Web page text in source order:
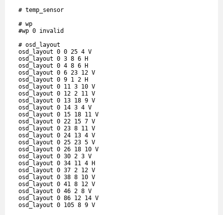
  # temp_sensor
  # wp
  #wp 0 invalid
  # osd_layout
  osd_layout 0 0 25 4 V
  osd_layout 0 3 8 6 H
  osd_layout 0 4 8 6 H
  osd_layout 0 6 23 12 V
  osd_layout 0 9 1 2 H
  osd_layout 0 11 3 10 V
  osd_layout 0 12 2 11 V
  osd_layout 0 13 18 9 V
  osd_layout 0 14 3 4 V
  osd_layout 0 15 18 11 V
  osd_layout 0 22 15 7 V
  osd_layout 0 23 8 11 V
  osd_layout 0 24 13 4 V
  osd_layout 0 25 23 5 V
  osd_layout 0 26 18 10 V
  osd_layout 0 30 2 3 V
  osd_layout 0 34 11 4 H
  osd_layout 0 37 2 12 V
  osd_layout 0 38 8 10 V
  osd_layout 0 41 8 12 V
  osd_layout 0 46 2 8 V
  osd_layout 0 86 12 14 V
  osd_layout 0 105 8 9 V